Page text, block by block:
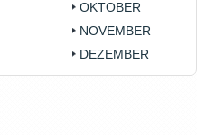
OKTOBER
NOVEMBER
DEZEMBER